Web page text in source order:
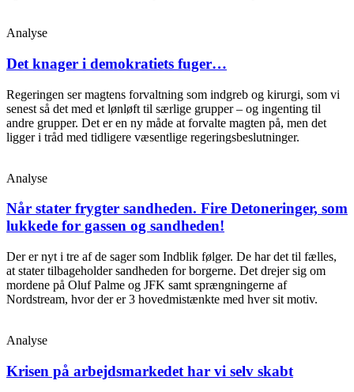
Analyse
Det knager i demokratiets fuger…
Regeringen ser magtens forvaltning som indgreb og kirurgi, som vi
senest så det med et lønløft til særlige grupper – og ingenting til
andre grupper. Det er en ny måde at forvalte magten på, men det
ligger i tråd med tidligere væsentlige regeringsbeslutninger.
Analyse
Når stater frygter sandheden. Fire Detoneringer, som
lukkede for gassen og sandheden!
Der er nyt i tre af de sager som Indblik følger. De har det til fælles,
at stater tilbageholder sandheden for borgerne. Det drejer sig om
mordene på Oluf Palme og JFK samt sprængningerne af
Nordstream, hvor der er 3 hovedmistænkte med hver sit motiv.
Analyse
Krisen på arbejdsmarkedet har vi selv skabt